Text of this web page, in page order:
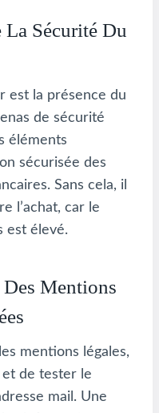
Sécurité Du
est la présence du
de sécurité
éléments
sécurisée des
Sans cela, il
l’achat, car le
est élevé.
Mentions
mentions légales,
et de tester le
mail. Une